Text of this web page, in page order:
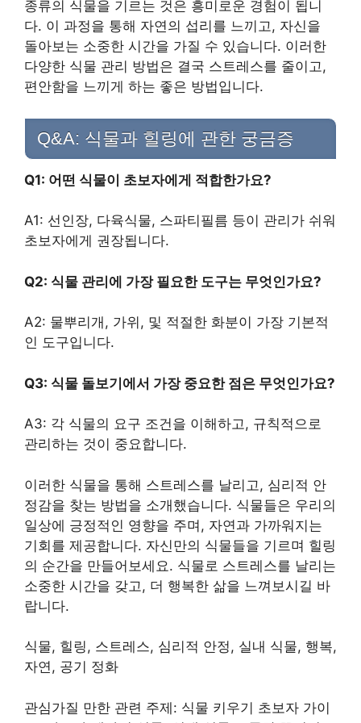
종류의 식물을 기르는 것은 흥미로운 경험이 됩니
다. 이 과정을 통해 자연의 섭리를 느끼고, 자신을
돌아보는 소중한 시간을 가질 수 있습니다. 이러한
다양한 식물 관리 방법은 결국 스트레스를 줄이고,
편안함을 느끼게 하는 좋은 방법입니다.
Q&A: 식물과 힐링에 관한 궁금증
Q1: 어떤 식물이 초보자에게 적합한가요?
A1: 선인장, 다육식물, 스파티필름 등이 관리가 쉬워
초보자에게 권장됩니다.
Q2: 식물 관리에 가장 필요한 도구는 무엇인가요?
A2: 물뿌리개, 가위, 및 적절한 화분이 가장 기본적
인 도구입니다.
Q3: 식물 돌보기에서 가장 중요한 점은 무엇인가요?
A3: 각 식물의 요구 조건을 이해하고, 규칙적으로
관리하는 것이 중요합니다.
이러한 식물을 통해 스트레스를 날리고, 심리적 안
정감을 찾는 방법을 소개했습니다. 식물들은 우리의
일상에 긍정적인 영향을 주며, 자연과 가까워지는
기회를 제공합니다. 자신만의 식물들을 기르며 힐링
의 순간을 만들어보세요. 식물로 스트레스를 날리는
소중한 시간을 갖고, 더 행복한 삶을 느껴보시길 바
랍니다.
식물, 힐링, 스트레스, 심리적 안정, 실내 식물, 행복,
자연, 공기 정화
관심가질 만한 관련 주제: 식물 키우기 초보자 가이